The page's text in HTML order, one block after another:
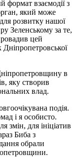
формат взаємодії з
який може
розвитку нашої
Зеленському за те,
цей
Дніпропетровської
в
яку створив
влад.
подія.
і я особисто.
для ініціатив
Биба з
обрали